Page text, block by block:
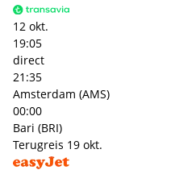
12 okt.
19:05
direct
21:35
Amsterdam (AMS)
00:00
Bari (BRI)
Terugreis 19 okt.